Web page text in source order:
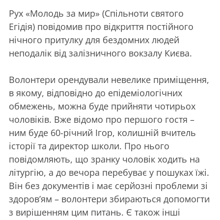
Рух «Молодь за мир» (Спільноти святого
Егідія) повідомив про відкриття постійного
нічного притулку для бездомних людей
неподалік від залізничного вокзалу Києва.
Волонтери орендували невелике приміщення,
в якому, відповідно до епідеміологічних
обмежень, можна буде прийняти чотирьох
чоловіків. Вже відомо про першого гостя –
ним буде 60-річний Ігор, колишній вчитель
історії та директор школи. Про нього
повідомляють, що зранку чоловік ходить на
літургію, а до вечора перебуває у пошуках їжі.
Він без документів і має серйозні проблеми зі
здоров’ям – волонтери збираються допомогти
з вирішенням цим питань. Є також інші